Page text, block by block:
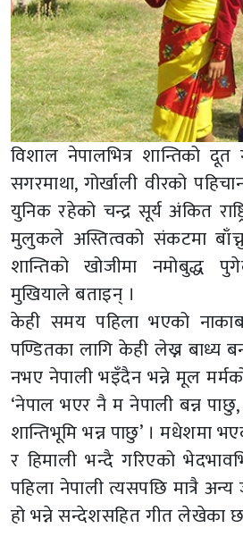
विशाल नेपालभित्र शान्तिको
सगरमाथा, गोर्खाली वीरको पहिचान
युनिक रहेको चन्द्र सूर्य अंकित
मुलुकले अस्तित्वको संकटमा
शान्तिको खोजीमा नमोबुद्ध
मुखियाले बताइन् ।
केही समय पहिला भएको
पण्डितका लागि केही लेख्न बाध्य
नभए नेपाली भइँदैन भन्ने मूल
‘नेपाल भएर नै म नेपाली बन्न
शान्तिभूमि भन्न पाछु’ । मधेशमा
र हिमाली भन्दै गरिएको
पहिला नेपाली त्यसपछि मात्रै अन्य
हो भन्ने सन्देशसहित गीत लेखेका